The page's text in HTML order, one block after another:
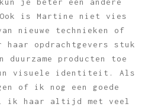
je beter een andere
Ook is Martine niet vies
nieuwe technieken of
haar opdrachtgevers stuk
duurzame producten toe
visuele identiteit. Als
of ik nog een goede
ik haar altijd met veel